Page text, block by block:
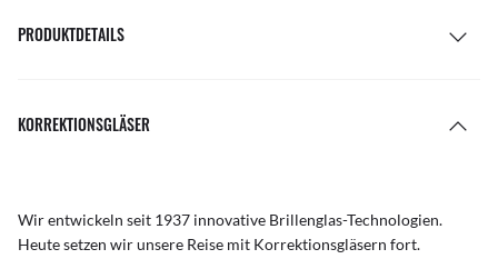
PRODUKTDETAILS
KORREKTIONSGLÄSER
Wir entwickeln seit 1937 innovative Brillenglas-Technologien.
Heute setzen wir unsere Reise mit Korrektionsgläsern fort.